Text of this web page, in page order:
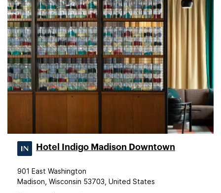
Hotel Indigo Madison Downtown
901 East Washington
Madison, Wisconsin 53703, United States